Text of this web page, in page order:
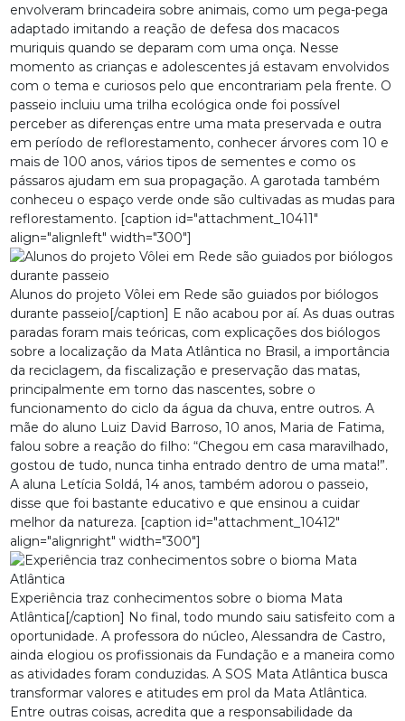
envolveram brincadeira sobre animais, como um pega-pega
adaptado imitando a reação de defesa dos macacos
muriquis quando se deparam com uma onça. Nesse
momento as crianças e adolescentes já estavam envolvidos
com o tema e curiosos pelo que encontrariam pela frente. O
passeio incluiu uma trilha ecológica onde foi possível
perceber as diferenças entre uma mata preservada e outra
em período de reflorestamento, conhecer árvores com 10 e
mais de 100 anos, vários tipos de sementes e como os
pássaros ajudam em sua propagação. A garotada também
conheceu o espaço verde onde são cultivadas as mudas para
reflorestamento. [caption id="attachment_10411"
align="alignleft" width="300"]
Alunos do projeto Vôlei em Rede são guiados por biólogos
durante passeio[/caption] E não acabou por aí. As duas outras
paradas foram mais teóricas, com explicações dos biólogos
sobre a localização da Mata Atlântica no Brasil, a importância
da reciclagem, da fiscalização e preservação das matas,
principalmente em torno das nascentes, sobre o
funcionamento do ciclo da água da chuva, entre outros. A
mãe do aluno Luiz David Barroso, 10 anos, Maria de Fatima,
falou sobre a reação do filho: “Chegou em casa maravilhado,
gostou de tudo, nunca tinha entrado dentro de uma mata!”.
A aluna Letícia Soldá, 14 anos, também adorou o passeio,
disse que foi bastante educativo e que ensinou a cuidar
melhor da natureza. [caption id="attachment_10412"
align="alignright" width="300"]
Experiência traz conhecimentos sobre o bioma Mata
Atlântica[/caption] No final, todo mundo saiu satisfeito com a
oportunidade. A professora do núcleo, Alessandra de Castro,
ainda elogiou os profissionais da Fundação e a maneira como
as atividades foram conduzidas. A SOS Mata Atlântica busca
transformar valores e atitudes em prol da Mata Atlântica.
Entre outras coisas, acredita que a responsabilidade da